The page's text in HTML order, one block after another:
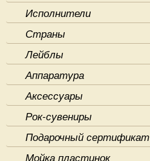
Исполнители
Страны
Лейблы
Аппаратура
Аксессуары
Рок-сувениры
Подарочный сертификат
Мойка пластинок